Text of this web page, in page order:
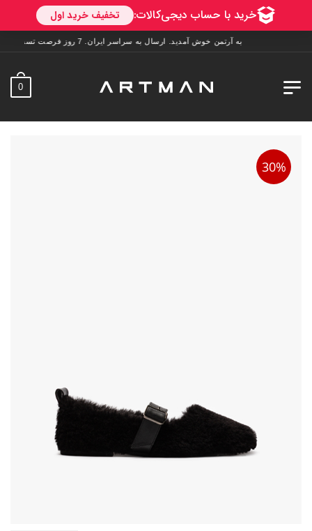
به آرتمن خوش آمدید. ارسال به سراسر ایران. 7 روز فرصت تست در منزل. 1 سال خدمات پس از فروش.
0
30%